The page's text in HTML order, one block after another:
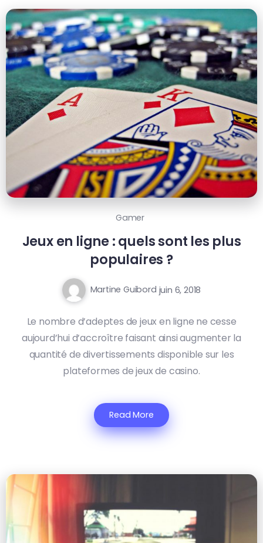
Gamer
Jeux en ligne : quels sont les plus
populaires ?
Martine Guibord juin 6, 2018
Le nombre d’adeptes de jeux en ligne ne cesse
aujourd’hui d’accroître faisant ainsi augmenter la
quantité de divertissements disponible sur les
plateformes de jeux de casino.
Read More